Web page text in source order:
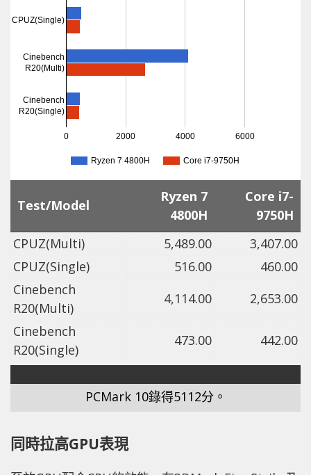
Ryzen 7 4800H Core i7-9750H
0 2000 4000 6000
CPUZ(Single)
Cinebench
R20(Multi)
Cinebench
R20(Single)
Test/Model
Ryzen 7
4800H
Core i7-
9750H
CPUZ(Multi)
5,489.00
3,407.00
CPUZ(Single)
516.00
460.00
Cinebench
R20(Multi)
4,114.00
2,653.00
Cinebench
R20(Single)
473.00 442.00
PCMark 10錄得5112分。
同時拉高GPU表現